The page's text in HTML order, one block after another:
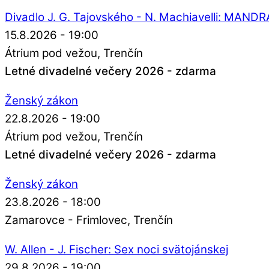
Divadlo J. G. Tajovského - N. Machiavelli:
15.8.2026 - 19:00
Átrium pod vežou Trenčín
Letné divadelné večery 2026 - zdarma
Ženský zákon
22.8.2026 - 19:00
Átrium pod vežou Trenčín
Letné divadelné večery 2026 - zdarma
Ženský zákon
23.8.2026 - 18:00
Zamarovce - Frimlovec Trenčín
W. Allen - J. Fischer: Sex noci svätojánskej